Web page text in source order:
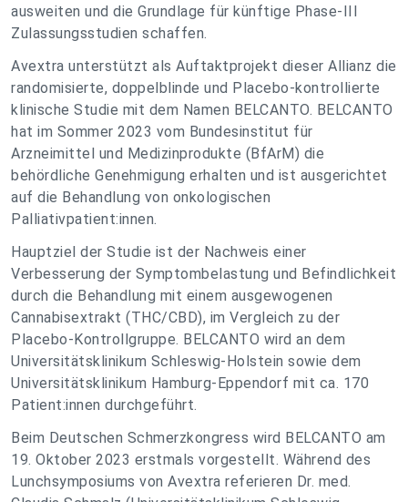
ausweiten und die Grundlage für künftige Phase-III
Zulassungsstudien schaffen.
Avextra unterstützt als Auftaktprojekt dieser Allianz die
randomisierte, doppelblinde und Placebo-kontrollierte
klinische Studie mit dem Namen BELCANTO. BELCANTO
hat im Sommer 2023 vom Bundesinstitut für
Arzneimittel und Medizinprodukte (BfArM) die
behördliche Genehmigung erhalten und ist ausgerichtet
auf die Behandlung von onkologischen
Palliativpatient:innen.
Hauptziel der Studie ist der Nachweis einer
Verbesserung der Symptombelastung und Befindlichkeit
durch die Behandlung mit einem ausgewogenen
Cannabisextrakt (THC/CBD), im Vergleich zu der
Placebo-Kontrollgruppe. BELCANTO wird an dem
Universitätsklinikum Schleswig-Holstein sowie dem
Universitätsklinikum Hamburg-Eppendorf mit ca. 170
Patient:innen durchgeführt.
Beim Deutschen Schmerzkongress wird BELCANTO am
19. Oktober 2023 erstmals vorgestellt. Während des
Lunchsymposiums von Avextra referieren Dr. med.